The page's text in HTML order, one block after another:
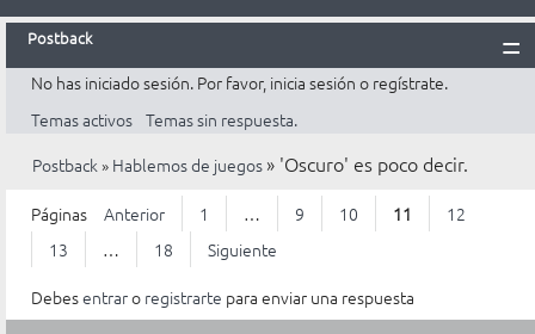
Postback
Inicio
Postback
Reglas
Búsqueda
Registrarte
Entrar
No has iniciado sesión. Por favor, inicia sesión o regístrate.
Temas activos Temas sin respuesta.
Postback» Hablemos de juegos » 'Oscuro' es poco decir.
Páginas Anterior 1 … 9 10 11
12
13
… 18
Siguiente
Debesentraro registrarte para enviar una respuesta